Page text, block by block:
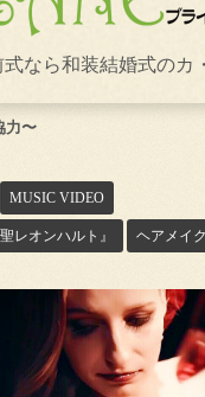
なら和装結婚式のカ
力〜
MUSIC VIDEO
レオンハルト』 ヘアメイク